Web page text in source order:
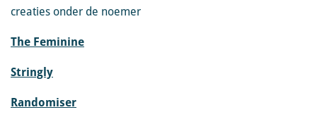
creaties onder de noemer
The Feminine
Stringly
Randomiser